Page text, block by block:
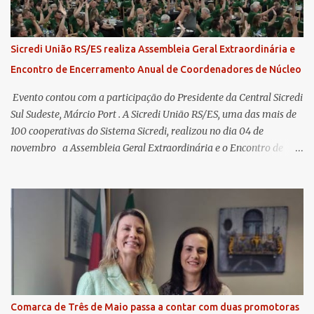
Sicredi União RS/ES realiza Assembleia Geral Extraordinária e
Encontro de Encerramento Anual de Coordenadores de Núcleo
​ Evento contou com a participação do Presidente da Central Sicredi
Sul Sudeste, Márcio Port . A Sicredi União RS/ES, uma das mais de
100 cooperativas do Sistema Sicredi, realizou no dia 04 de
novembro a Assembleia Geral Extraordinária e o Encontro de
futuro. O evento ocorreu presencialmente em Santa Rosa/RS com
transmissão simultânea para os coordenadores capixabas, que
estavam reunidos em Cachoeiro de Itapemirim / ES. Durante a
Assembleia Geral Extraordinária, foram debatidas e aprovadas
pautas estratégicas, como a atualização da Política de
Remuneração dos Administradores Estatutários e do regulamento
do Fundo Social, reforçando o compromisso da cooperativa com a
Comarca de Três de Maio passa a contar com duas promotoras